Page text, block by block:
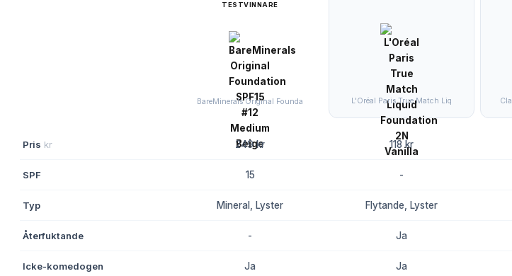
TESTVINNARE
BareMinerals Original Founda L'Oréal Paris True Match Liq
Pris kr 249 kr 118 kr
SPF 15 -
Typ Mineral, Lyster Flytande, Lyster
Återfuktande - Ja
Icke-komedogen Ja Ja